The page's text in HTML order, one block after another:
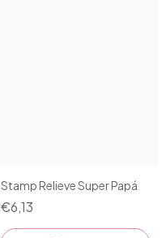
Stamp Relieve Super Papá
€6,13